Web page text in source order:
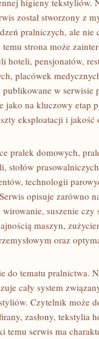
higieny tekstyliów.
został stworzony z
pralniczych, ale nie
strona może
hoteli, pensjonatów,
placówek
w serwisie
na kluczowy etap
eksploatacji i jakość
pralek domowych,
stołów
technologii
opisuje zarówno
suszenie czy
maszyn,
oraz
do tematu pralnictwa.
cały system
Czytelnik może
zasłony, tekstylia
temu serwis ma